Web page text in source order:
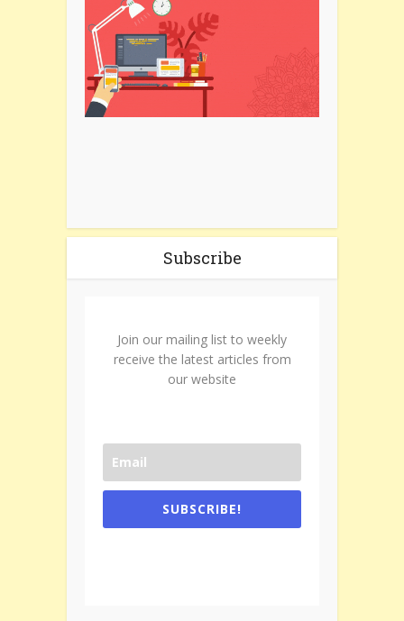
Subscribe
Join our mailing list to weekly
receive the latest articles from
our website
SUBSCRIBE!